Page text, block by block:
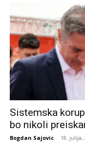
Sistemska
bo nikoli
Bogdan Sajovic - 18. julija,